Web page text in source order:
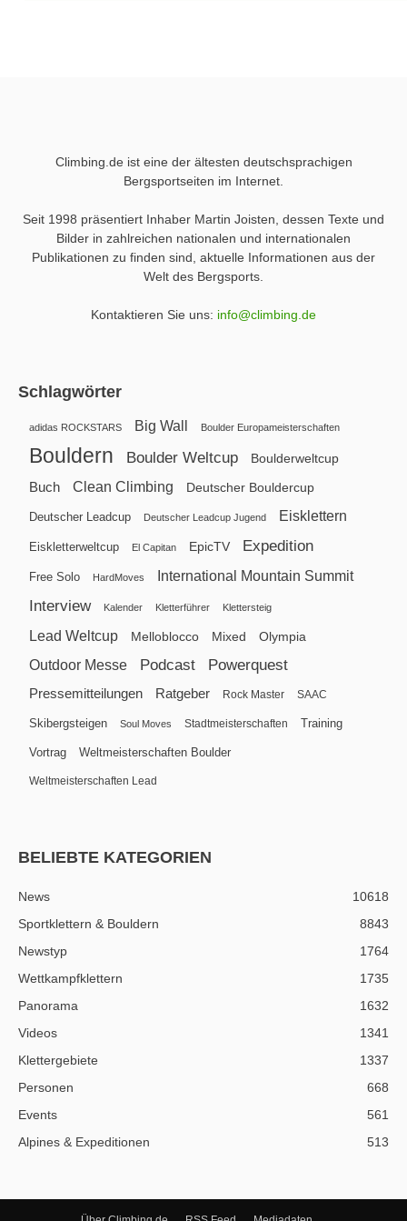
Climbing.de ist eine der ältesten deutschsprachigen
Bergsportseiten im Internet.
Seit 1998 präsentiert Inhaber Martin Joisten, dessen Texte und
Bilder in zahlreichen nationalen und internationalen
Publikationen zu finden sind, aktuelle Informationen aus der
Welt des Bergsports.
Kontaktieren Sie uns: info@climbing.de
Schlagwörter
adidas ROCKSTARS Big Wall Boulder Europameisterschaften
Bouldern Boulder Weltcup Boulderweltcup
Buch Clean Climbing Deutscher Bouldercup
Deutscher Leadcup Deutscher Leadcup Jugend Eisklettern
Eiskletterweltcup El Capitan EpicTV Expedition
Free Solo HardMoves International Mountain Summit
Interview Kalender Kletterführer Klettersteig
Lead Weltcup Melloblocco Mixed Olympia
Outdoor Messe Podcast Powerquest
Pressemitteilungen Ratgeber Rock Master SAAC
Skibergsteigen Soul Moves Stadtmeisterschaften Training
Vortrag Weltmeisterschaften Boulder
Weltmeisterschaften Lead
BELIEBTE KATEGORIEN
News
10618
Sportklettern & Bouldern
8843
Newstyp
1764
Wettkampfklettern
1735
Panorama
1632
Videos
1341
Klettergebiete
1337
Personen
668
Events
561
Alpines & Expeditionen
513